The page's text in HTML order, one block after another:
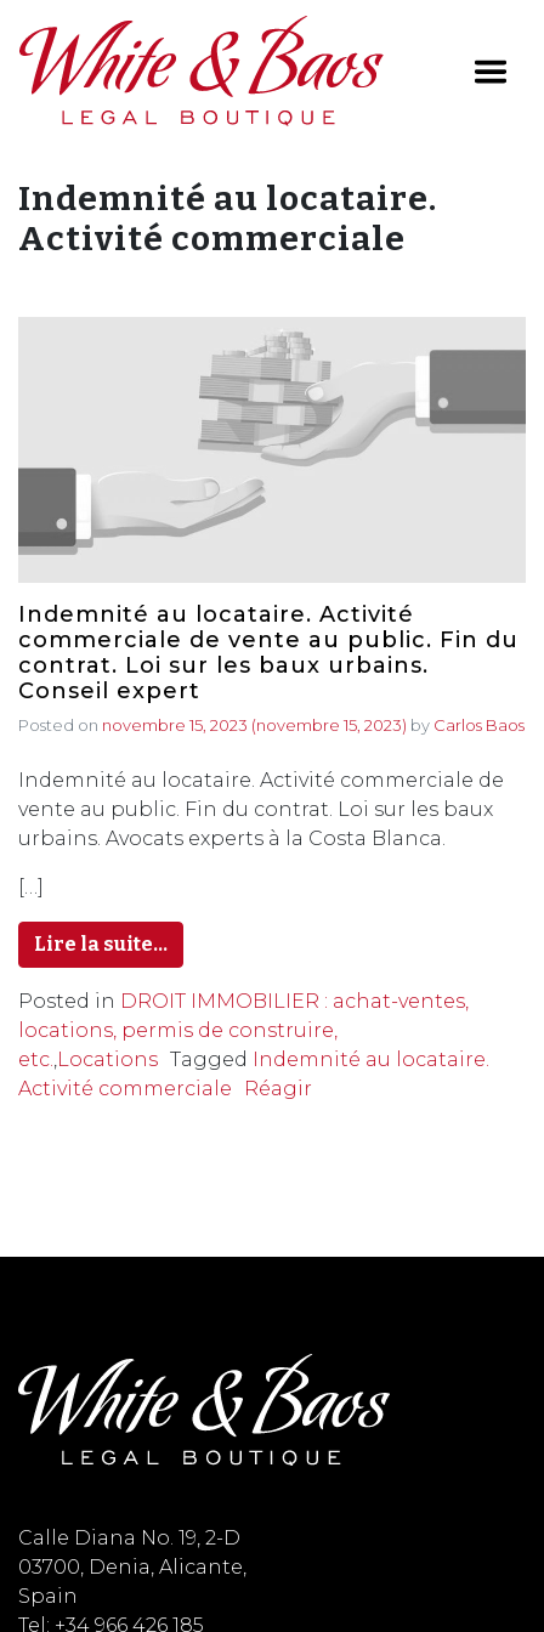
Main Navigation
Indemnité au locataire.
Activité commerciale
Indemnité au locataire. Activité
commerciale de vente au public. Fin du
contrat. Loi sur les baux urbains.
Conseil expert
Posted on novembre 15, 2023 (novembre 15, 2023) by Carlos Baos
Indemnité au locataire. Activité commerciale de
vente au public. Fin du contrat. Loi sur les baux
urbains. Avocats experts à la Costa Blanca.
[…]
Lire la suite…
Posted in DROIT IMMOBILIER : achat-ventes,
locations, permis de construire,
etc. Locations Tagged Indemnité au locataire.
Activité commerciale
Réagir
Calle Diana No. 19, 2-D
03700, Denia, Alicante,
Spain
Tel: +34 966 426 185